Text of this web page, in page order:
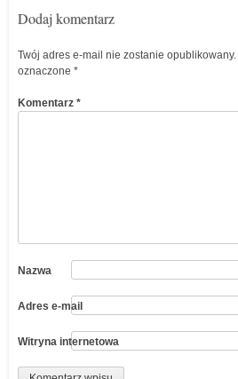
Dodaj komentarz
Twój adres e-mail nie zostanie opublikowany.
oznaczone *
Komentarz *
Nazwa
Adres e-mail
Witryna internetowa